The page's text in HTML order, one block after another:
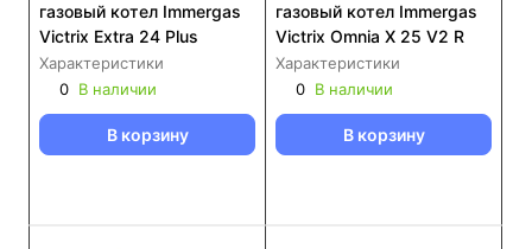
газовый котел Immergas
Victrix Extra 24 Plus
Характеристики
0 В наличии
В корзину
газовый котел Immergas
Victrix Omnia X 25 V2 R
Характеристики
0 В наличии
В корзину